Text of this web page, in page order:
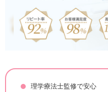
理学療法士監修で安心